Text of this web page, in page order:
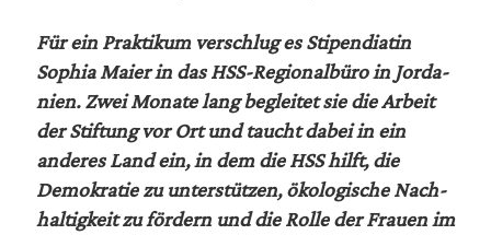
Für ein Prak­ti­kum ver­schlug es Sti­pen­dia­tin
Sophia Mai­er in das HSS-Regio­nal­bü­ro in Jor­da­
ni­en. Zwei Mona­te lang beglei­tet sie die Arbeit
der Stif­tung vor Ort und taucht dabei in ein
ande­res Land ein, in dem die HSS hilft, die
Demo­kra­tie zu unter­stüt­zen, öko­lo­gi­sche Nach­
hal­tig­keit zu för­dern und die Rol­le der Frau­en im